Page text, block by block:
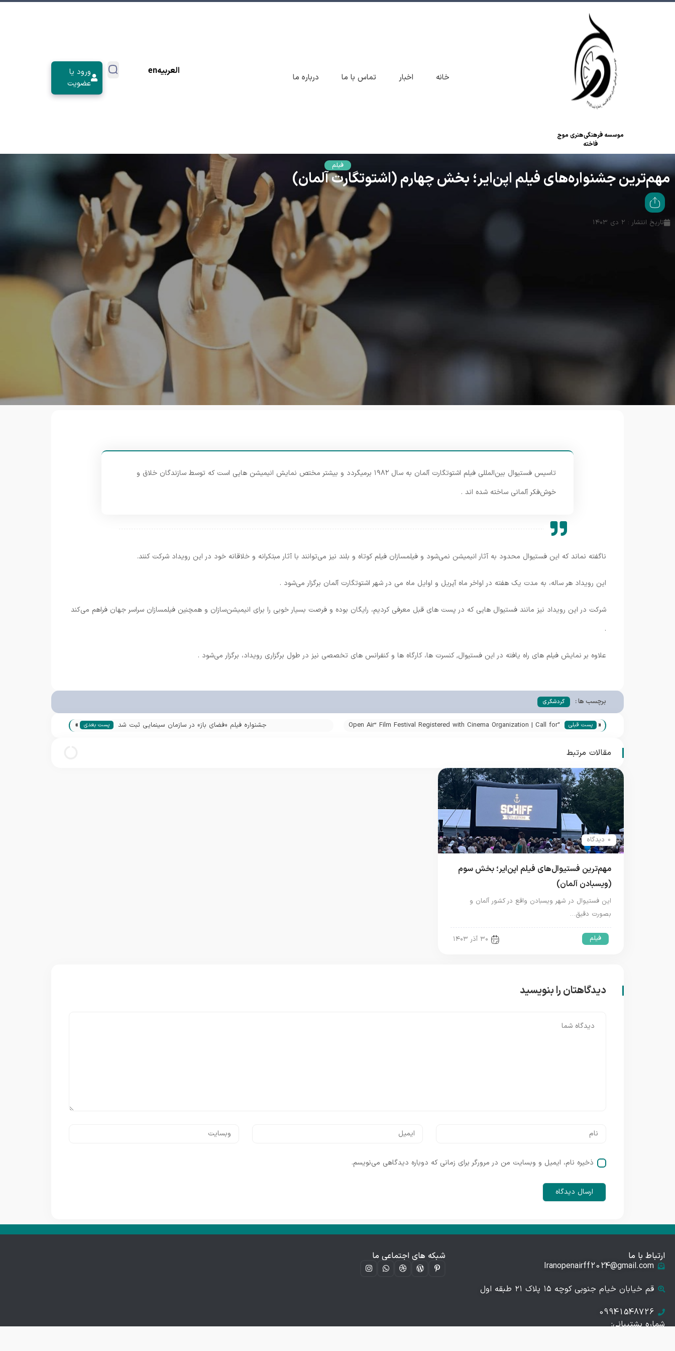
موسسه فرهنگی‌هنری موج
فاخته
خانه اخبار تماس با ما درباره ما
العربیهen
ورود یا
عضویت
فیلم
مهم‌ترین جشنواره‌های فیلم اپن‌ایر؛ بخش چهارم (اشتوتگارت آلمان)
تاریخ انتشار : ۲ دی ۱۴۰۳
تاسیس فستیوال بین‌المللی فیلم اشتوتگارت آلمان به سال ۱۹۸۲ برمیگردد و بیشتر مختص نمایش انیمیشن هایی است که توسط سازندگان خلاق و
خوش‌فکر آلمانی ساخته شده اند .
ناگفته نماند که این فستیوال محدود به آثار انیمیشن نمی‌شود و فیلمسازان فیلم کوتاه و بلند نیز می‌توانند با آثار مبتکرانه و خلاقانه خود در این رویداد شرکت کنند.
این رویداد هر ساله، به مدت یک هفته در اواخر ماه آپریل و اوایل ماه می در شهر اشتوتگارت آلمان برگزار می‌شود .
شرکت در این رویداد نیز مانند فستیوال هایی که در پست های قبل معرفی کردیم، رایگان بوده و فرصت بسیار خوبی را برای انیمیشن‌سازان و همچنین فیلمسازان سراسر جهان فراهم می‌کند
.
علاوه بر نمایش فیلم های راه یافته در این فستیوال, کنسرت ها، کارگاه ها و کنفرانس های تخصصی نیز در طول برگزاری رویداد، برگزار می‌شود .
برچسب ها : گردشگری
« پست قبلی
“Open Air” Film Festival Registered with Cinema Organization | Call for
جشنواره فیلم «فضای باز» در سازمان سینمایی ثبت شد پست بعدی »
مقالات مرتبط
0 دیدگاه
مهم‌ترین فستیوال‌های فیلم اپن‌ایر؛ بخش سوم
(ویسبادن آلمان)
این فستیوال در شهر ویسبادن واقع در کشور آلمان و
بصورت دقیق…
فیلم ۳۰ آذر ۱۴۰۳
دیدگاهتان را بنویسید
ذخیره نام، ایمیل و وبسایت من در مرورگر برای زمانی که دوباره دیدگاهی می‌نویسم.
ارتباط با ما
Iranopenairff2024@gmail.com
قم خیابان خیام جنوبی کوچه ۱۵ پلاک ۲۱ طبقه اول
09941548726
شماره پشتیبانی:
شبکه های اجتماعی ما